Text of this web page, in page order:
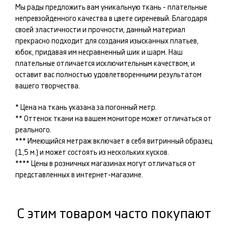
Мы рады предложить вам уникальную ткань - плательные
непревзойденного качества в цвете сиреневый. Благодаря
своей эластичности и прочности, данный материал
прекрасно подходит для создания изысканных платьев,
юбок, придавая им несравненный шик и шарм. Наш
плательные отличается исключительным качеством, и
оставит вас полностью удовлетворенными результатом
вашего творчества.
* Цена на ткань указана за погонный метр.
** Оттенок ткани на вашем мониторе может отличаться от
реального.
*** Имеющийся метраж включает в себя витринный образец
(1,5 м.) и может состоять из нескольких кусков.
**** Цены в розничных магазинах могут отличаться от
представленных в интернет-магазине.
С этим товаром часто покупают